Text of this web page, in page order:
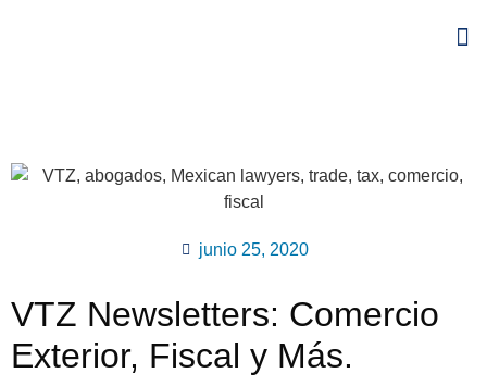
junio 25, 2020
VTZ Newsletters: Comercio
Exterior, Fiscal y Más.